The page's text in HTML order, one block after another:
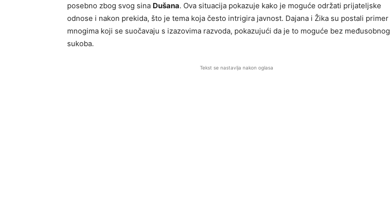
posebno zbog svog sina Dušana. Ova situacija pokazuje kako je moguće održati prijateljske
odnose i nakon prekida, što je tema koja često intrigira javnost. Dajana i Žika su postali primer
mnogima koji se suočavaju s izazovima razvoda, pokazujući da je to moguće bez međusobnog
sukoba.
Tekst se nastavlja nakon oglasa